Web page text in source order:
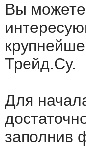
Вы
Трейд.Су.
Для
заполнив